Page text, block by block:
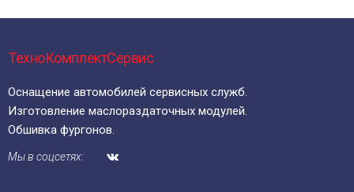
ТехноКомплектСервис
Оснащение автомобилей сервисных служб.
Изготовление маслораздаточных модулей.
Обшивка фургонов.
Мы в соцсетях: